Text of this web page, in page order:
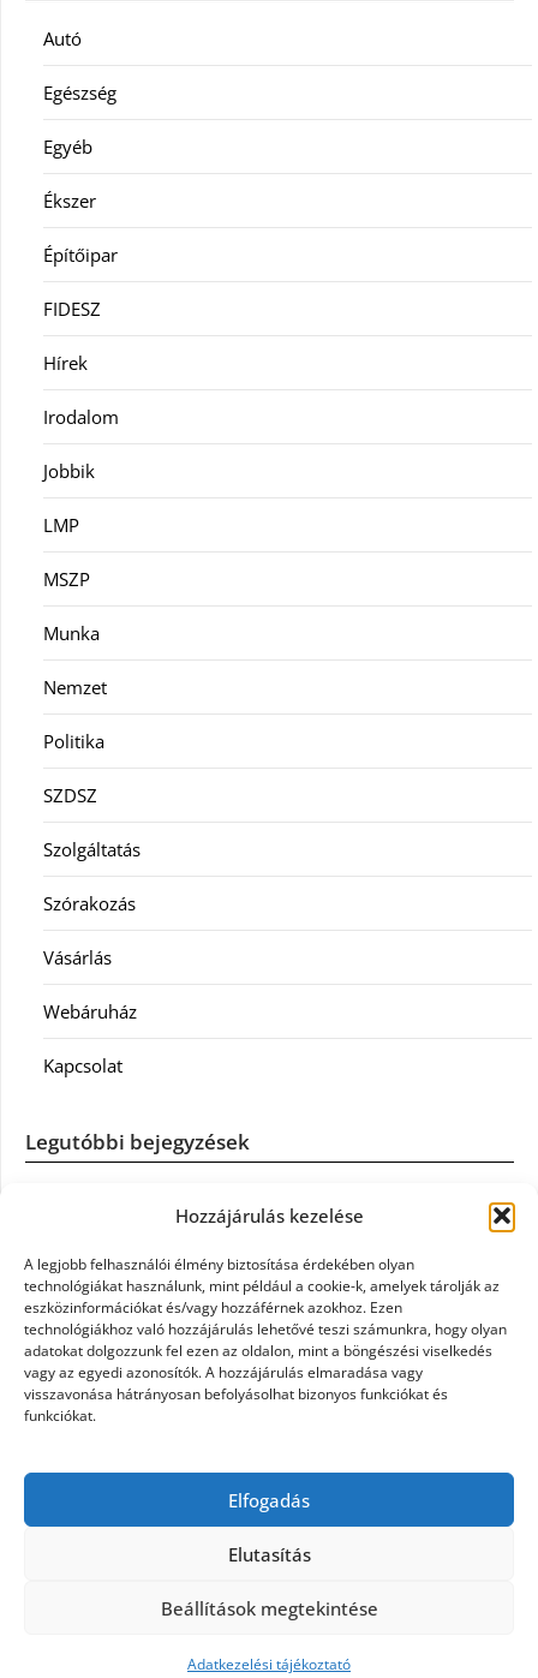
Hozzájárulás kezelése
A legjobb felhasználói élmény biztosítása érdekében olyan
technológiákat használunk, mint például a cookie-k, amelyek tárolják az
eszközinformációkat és/vagy hozzáférnek azokhoz. Ezen
technológiákhoz való hozzájárulás lehetővé teszi számunkra, hogy olyan
adatokat dolgozzunk fel ezen az oldalon, mint a böngészési viselkedés
vagy az egyedi azonosítók. A hozzájárulás elmaradása vagy
visszavonása hátrányosan befolyásolhat bizonyos funkciókat és
funkciókat.
Elfogadás
Elutasítás
Beállítások megtekintése
Adatkezelési tájékoztató
Autó
Egészség
Egyéb
Ékszer
Építőipar
FIDESZ
Hírek
Irodalom
Jobbik
LMP
MSZP
Munka
Nemzet
Politika
SZDSZ
Szolgáltatás
Szórakozás
Vásárlás
Webáruház
Kapcsolat
Legutóbbi bejegyzések
Szövetkezeti jog: miért elengedhetetlen a szakszerű jogi
háttér a biztonságos működéshez
Munkajogi ügyvéd: miért nem érdemes várni a jogi
segítséggel
Tüll anyag: elegancia és sokoldalúság a Szakatex
Legjobb ingatlan ügyvéd Budapesten: Újváry Zsolt Ügyvédi
Iroda
Theme